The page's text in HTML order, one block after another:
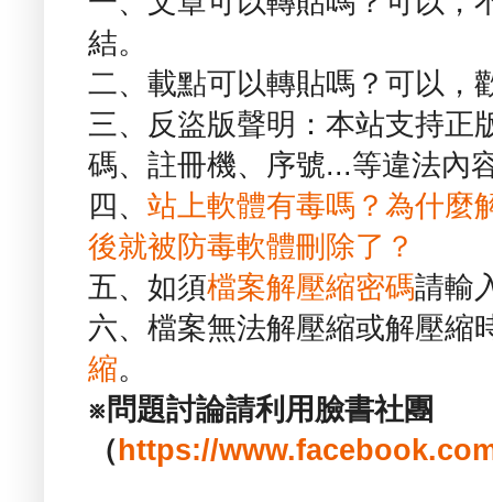
結。
二、載點可以轉貼嗎？可以，
三、反盜版聲明：本站支持正
碼、註冊機、序號...等違法內
四、 站上軟體有毒嗎？為什麼
後就被防毒軟體刪除了？
五、如須檔案解壓縮密碼請輸
六、檔案無法解壓縮或解壓縮
縮。
※問題討論請利用臉書社團
（ https://